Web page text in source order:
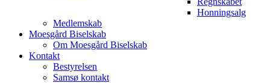
Honningsalg
Medlemskab
Moesgård Biselskab
Om Moesgård Biselskab
Kontakt
Bestyrelsen
Samsø kontakt